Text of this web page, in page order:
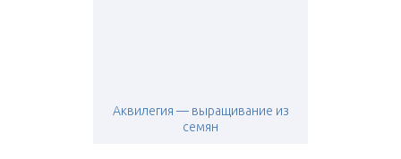
Аквилегия — выращивание из
семян